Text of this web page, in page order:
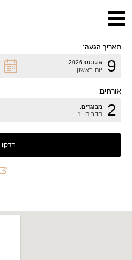
שִׂים
בְּאֲתָר
"נָגִישׁ
הָאֲתָר.
תאריך הגעה:
9 אוגוסט 2026
יום ראשון
אורחים:
2 מבוגרים:
חדרים: 1